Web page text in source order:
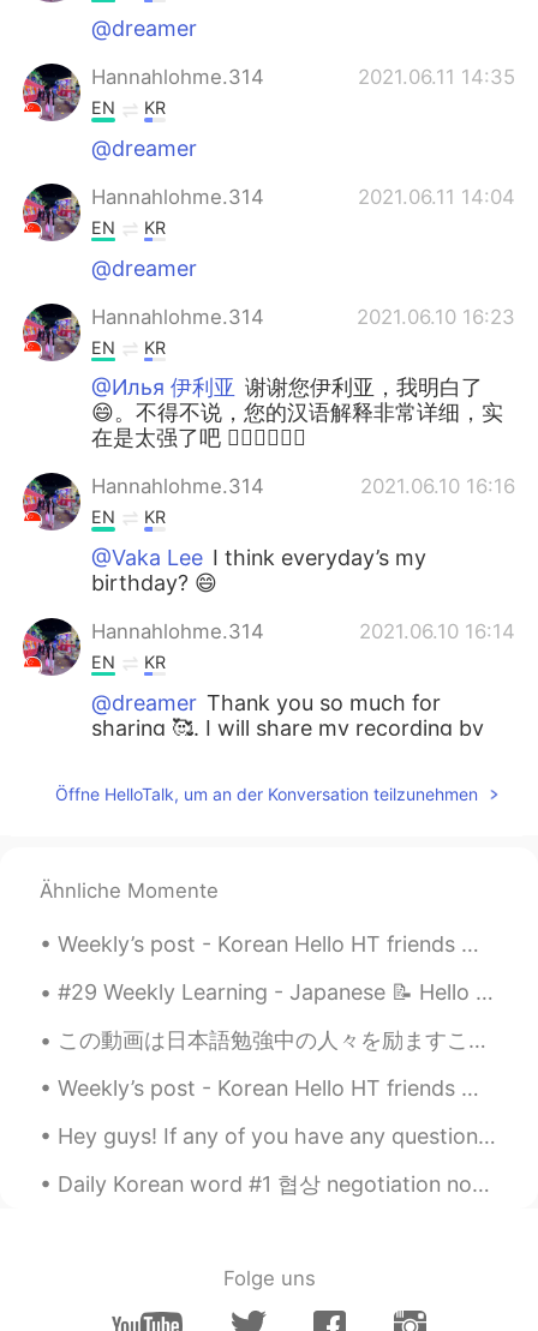
@dreamer
Hannahlohme.314 2021.06.11 14:35
EN KR
@dreamer
Hannahlohme.314 2021.06.11 14:04
EN KR
@dreamer
Hannahlohme.314 2021.06.10 16:23
EN KR
@Илья 伊利亚 谢谢您伊利亚，我明白了
😄。不得不说，您的汉语解释非常详细，实
在是太强了吧 👍🏼👍🏼👍🏼
Hannahlohme.314 2021.06.10 16:16
EN KR
@Vaka Lee I think everyday’s my
birthday? 😄
Hannahlohme.314 2021.06.10 16:14
EN KR
@dreamer Thank you so much for
sharing 🥰. I will share my recording by
Hannahlohme.314 2021.06.10 11:33
RU CN
гулять на улице 是 “to walk on the street
是原型的而不是-ing形式的，并且是walk动
улице 是指“不在家里/外面/outside”，不是
个具体的街道逛街的话，那要用别的介词 по
the （具体的某一个） street” 动词的-ing形
RU KR
Öffne HelloTalk, um an der Konversation teilzunehmen
Ähnliche Momente
Weekly’s post - Korean Hello HT friends 😄, Welcome to my weekly learning of 🇰🇷🇯🇵🇷🇺 #9 Weekly ...
#29 Weekly Learning - Japanese 📝 Hello friends 😄, Welcome to my weekly learning of 🇰🇷🇯🇵🇷🇺 ❓ Qu...
この動画は日本語勉強中の人々を励ますことができると思いますから、ぜひ観てくださいね。 I think this video can inspire people that are learnin...
Weekly’s post - Korean Hello HT friends 😄, Welcome to my weekly learning of 🇰🇷🇯🇵🇷🇺 #10 Weekl...
Hey guys! If any of you have any questions about English, shoot me a message! I might tease you a...
Daily Korean word #1 협상 negotiation noun Examples: 남자와 여자는 사업을 협상하고 있습니다 The man and woman a...
Folge uns